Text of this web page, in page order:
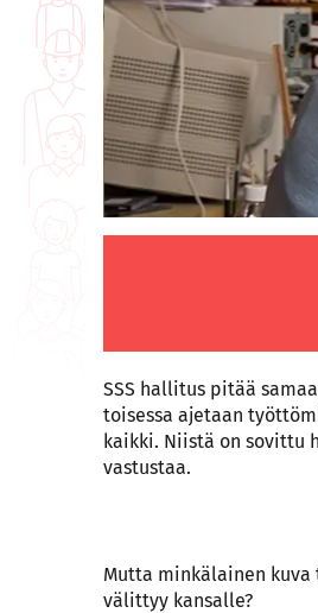
SSS hallitus pitää
toisessa ajetaan
kaikki. Niistä on sovittu
vastustaa.
Mutta minkälainen kuva
välittyy kansalle?